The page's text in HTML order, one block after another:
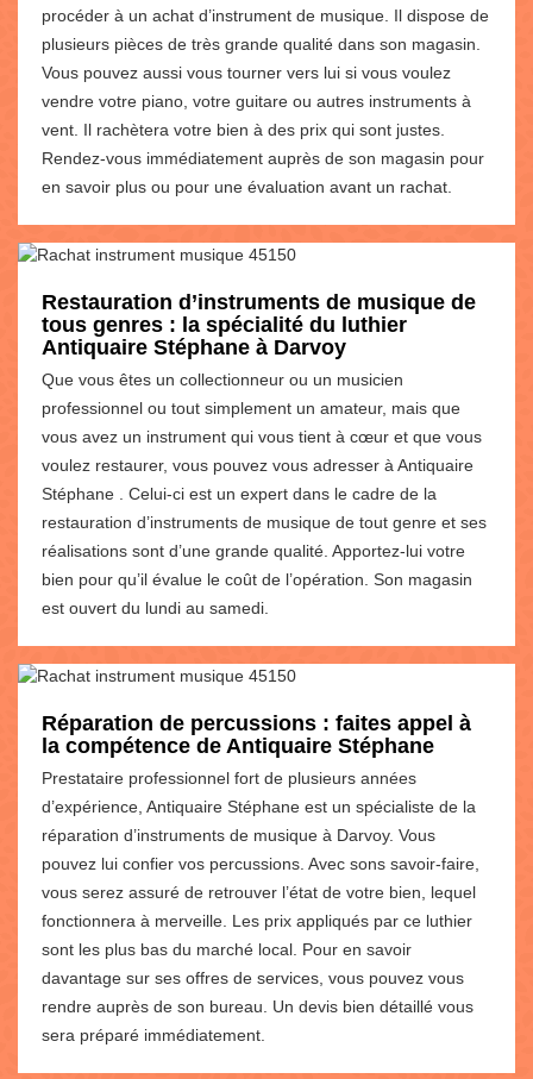
procéder à un achat d’instrument de musique. Il dispose de
plusieurs pièces de très grande qualité dans son magasin.
Vous pouvez aussi vous tourner vers lui si vous voulez
vendre votre piano, votre guitare ou autres instruments à
vent. Il rachètera votre bien à des prix qui sont justes.
Rendez-vous immédiatement auprès de son magasin pour
en savoir plus ou pour une évaluation avant un rachat.
Restauration d’instruments de musique de
tous genres : la spécialité du luthier
Antiquaire Stéphane à Darvoy
Que vous êtes un collectionneur ou un musicien
professionnel ou tout simplement un amateur, mais que
vous avez un instrument qui vous tient à cœur et que vous
voulez restaurer, vous pouvez vous adresser à Antiquaire
Stéphane . Celui-ci est un expert dans le cadre de la
restauration d’instruments de musique de tout genre et ses
réalisations sont d’une grande qualité. Apportez-lui votre
bien pour qu’il évalue le coût de l’opération. Son magasin
est ouvert du lundi au samedi.
Réparation de percussions : faites appel à
la compétence de Antiquaire Stéphane
Prestataire professionnel fort de plusieurs années
d’expérience, Antiquaire Stéphane est un spécialiste de la
réparation d’instruments de musique à Darvoy. Vous
pouvez lui confier vos percussions. Avec sons savoir-faire,
vous serez assuré de retrouver l’état de votre bien, lequel
fonctionnera à merveille. Les prix appliqués par ce luthier
sont les plus bas du marché local. Pour en savoir
davantage sur ses offres de services, vous pouvez vous
rendre auprès de son bureau. Un devis bien détaillé vous
sera préparé immédiatement.